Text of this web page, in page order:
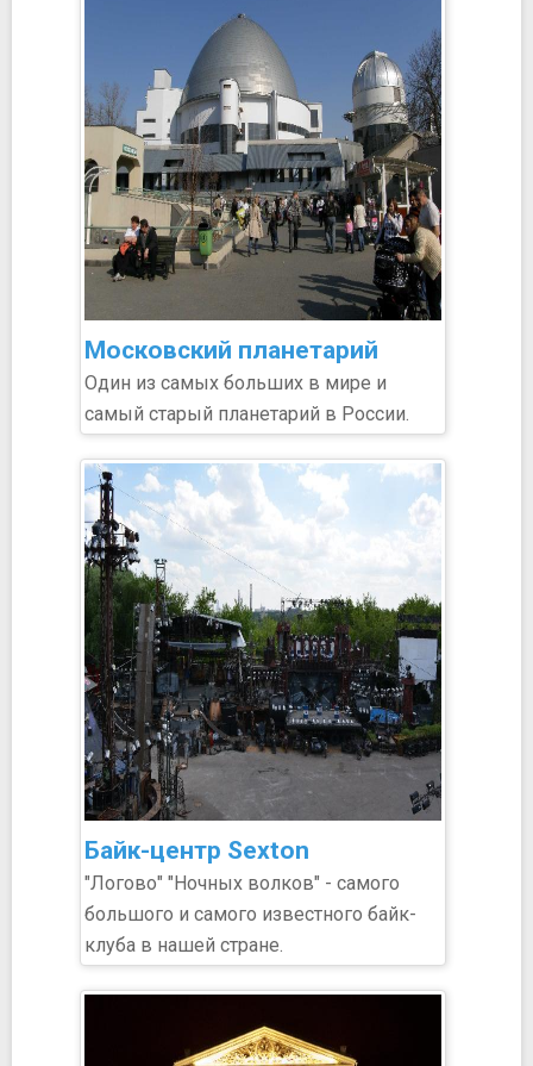
Московский планетарий
Один из самых больших в мире и
самый старый планетарий в России.
Байк-центр Sexton
"Логово" "Ночных волков" - самого
большого и самого известного байк-
клуба в нашей стране.